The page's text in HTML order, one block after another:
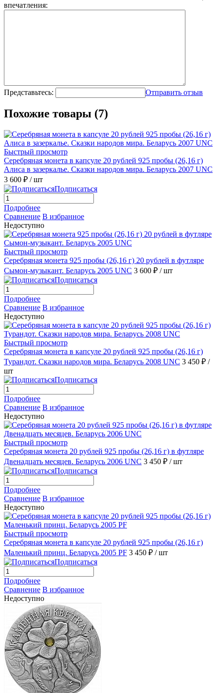
впечатления:
Представьтесь: Отправить отзыв
Похожие товары (7)
Быстрый просмотр
Серебряная монета в капсуле 20 рублей 925 пробы (26,16 г)
Алиса в зазеркалье. Сказки народов мира. Беларусь 2007 UNC
3 600 ₽ / шт
Подписаться
Подробнее
Сравнение В избранное
Недоступно
Быстрый просмотр
Серебряная монета 925 пробы (26,16 г) 20 рублей в футляре
Сымон-музыкант. Беларусь 2005 UNC 3 600 ₽ / шт
Подписаться
Подробнее
Сравнение В избранное
Недоступно
Быстрый просмотр
Серебряная монета в капсуле 20 рублей 925 пробы (26,16 г)
Турандот. Сказки народов мира. Беларусь 2008 UNC 3 450 ₽ /
шт
Подписаться
Подробнее
Сравнение В избранное
Недоступно
Быстрый просмотр
Серебряная монета 20 рублей 925 пробы (26,16 г) в футляре
Двенадцать месяцев. Беларусь 2006 UNC 3 450 ₽ / шт
Подписаться
Подробнее
Сравнение В избранное
Недоступно
Быстрый просмотр
Серебряная монета в капсуле 20 рублей 925 пробы (26,16 г)
Маленький принц. Беларусь 2005 PF 3 450 ₽ / шт
Подписаться
Подробнее
Сравнение В избранное
Недоступно